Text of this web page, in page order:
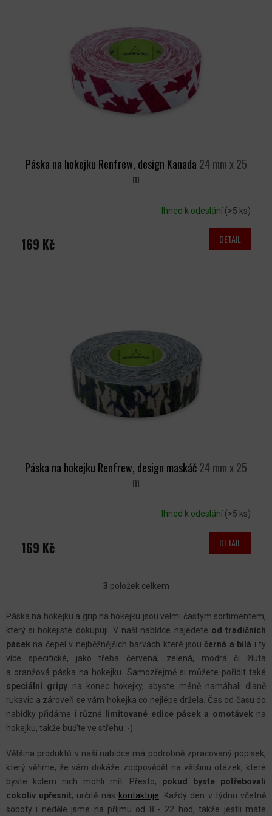
Páska na hokejku Renfrew, design Kanada 24 mm x 25
m
Ihned k odeslání (>5 ks)
169 Kč DETAIL
Páska na hokejku Renfrew, design maskáč24 mm x 25
m
Ihned k odeslání (>5 ks)
169 Kč DETAIL
V
L
Á
D
A
C
Í
P
V
K
Y
V
3 položek celkem
Páska na hokejku a grip na hokejku jsou velmi častým sortimentem,
který si hokejisté dokupují. V naší nabídce najedete od tradičních
pásek na čepel v nejběžnějších barvách které jsoučerná a bílá i ty
více specifické, jako třeba červená, zelená, modrá či žlutá
a oranžová páska na hokejku. Samozřejmě si můžete pořídit také
speciální gripy na konec hokejky, abyste méně namáhali dlaně
rukavic a zároveň se vám hokejka co nejlépe držela. Čas od času do
nabídky přidáme i různé
limitované edice pásek a omotávek na
hokejku, takže buďte ve střehu :-)
Většina produktů v naší nabídce má podrobně zpracovaný popisek,
který věříme, že vám dokáže zodpovědět na většinu otázek, které
byste kolem nich mohli mít. Přesto, pokud byste potřebovali
cokoliv upřesnit, určitě nás kontaktuje
Každý den v týdnu včetně
soboty i neděle jsme na příjmu od 8 - 22 hod, takže jestli máte